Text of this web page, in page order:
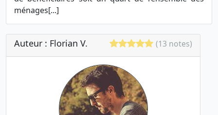
ménages[...]
Auteur : Florian V. (13 notes)